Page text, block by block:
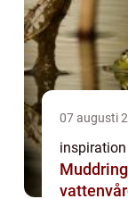
07 augusti
inspiration